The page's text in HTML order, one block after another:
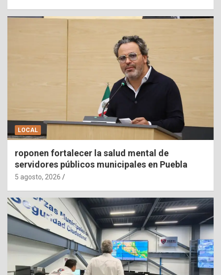
LOCAL
roponen fortalecer la salud mental de
servidores públicos municipales en Puebla
5 agosto, 2026